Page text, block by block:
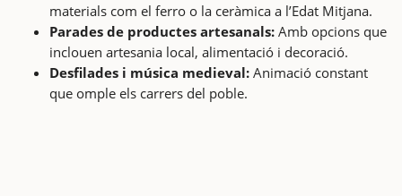
materials com el ferro o la ceràmica a l’Edat Mitjana.
Parades de productes artesanals: Amb opcions que
inclouen artesania local, alimentació i decoració.
Desfilades i música medieval: Animació constant
que omple els carrers del poble.